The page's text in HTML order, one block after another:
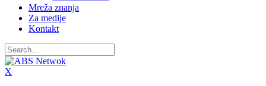
Mreža znanja
Za medije
Kontakt
X